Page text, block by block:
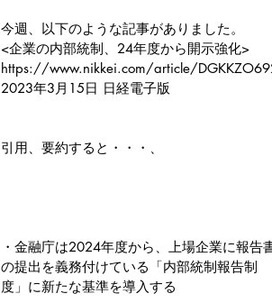
今週、以下のような記事がありました。
<企業の内部統制、24年度から開示強化>
https://www.nikkei.com/article/
2023年3月15日 日経電子版
引用、要約すると・・・、
・金融庁は2024年度から、上場企業に報告
の提出を義務付けている「内部統制報告制
度」に新たな基準を導入する